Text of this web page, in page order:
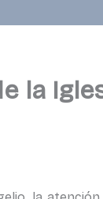
la